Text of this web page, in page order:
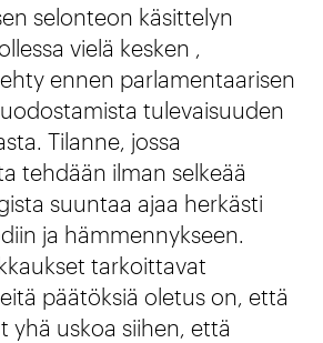
selonteon käsittelyn
vielä kesken ,
ennen parlamentaarisen
tulevaisuuden
Tilanne, jossa
tehdään ilman selkeää
suuntaa ajaa herkästi
ja hämmennykseen.
tarkoittavat
päätöksiä oletus on, että
yhä uskoa siihen, että